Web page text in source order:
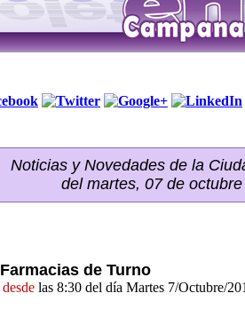
Noticias y Novedades de la
del martes, 07 de
Farmacias de Turno
desde las 8:30 del día Martes 7/Octubre/